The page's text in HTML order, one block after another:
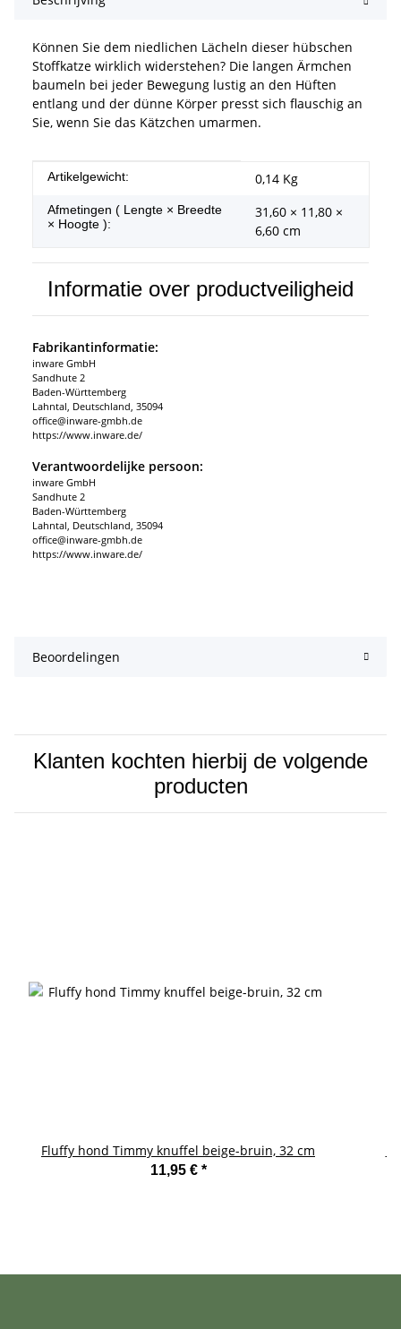
Können Sie dem niedlichen Lächeln dieser hübschen
Stoffkatze wirklich widerstehen? Die langen Ärmchen
baumeln bei jeder Bewegung lustig an den Hüften
entlang und der dünne Körper presst sich flauschig an
Sie, wenn Sie das Kätzchen umarmen.
#productDetails.itemInformation#
#productDetails.itemValue#
Artikelgewicht: 0,14 Kg
Afmetingen ( Lengte × Breedte
× Hoogte ):
31,60 × 11,80 ×
6,60 cm
Informatie over productveiligheid
Fabrikantinformatie:
inware GmbH
Sandhute 2
Baden-Württemberg
Lahntal, Deutschland, 35094
office@inware-gmbh.de
https://www.inware.de/
Verantwoordelijke persoon:
inware GmbH
Sandhute 2
Baden-Württemberg
Lahntal, Deutschland, 35094
office@inware-gmbh.de
https://www.inware.de/
Beoordelingen
Klanten kochten hierbij de volgende
producten
Fluffy hond Timmy knuffel beige-bruin, 32 cm
11,95 € *